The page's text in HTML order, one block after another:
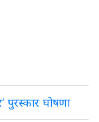
पुरस्कार घोषणा